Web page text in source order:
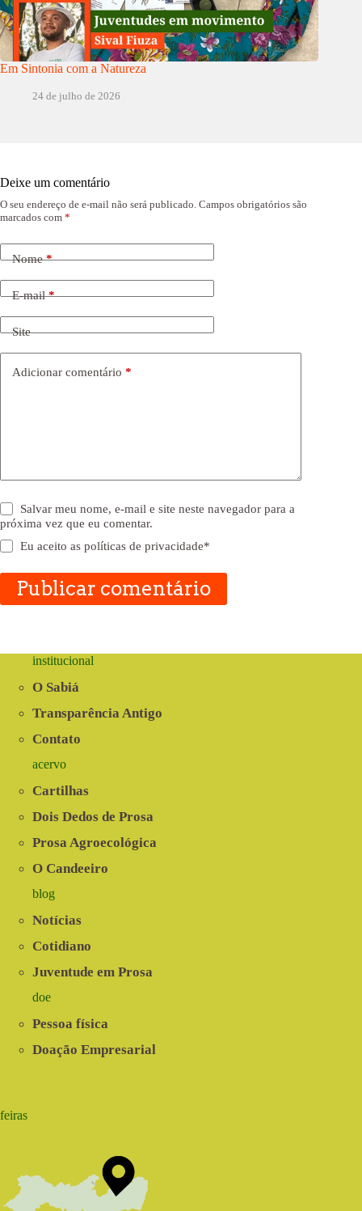
Em Sintonia com a Natureza
24 de julho de 2026
Deixe um comentário
O seu endereço de e-mail não será publicado. Campos obrigatórios são
marcados com *
Nome*
E-mail*
Site
Adicionar comentário *
Salvar meu nome, e-mail e site neste navegador para a
próxima vez que eu comentar.
Eu aceito aspolíticas de privacidade*
Publicar comentário
institucional
O Sabiá
Transparência Antigo
Contato
acervo
Cartilhas
Dois Dedos de Prosa
Prosa Agroecológica
O Candeeiro
blog
Notícias
Cotidiano
Juventude em Prosa
doe
Pessoa física
Doação Empresarial
feiras